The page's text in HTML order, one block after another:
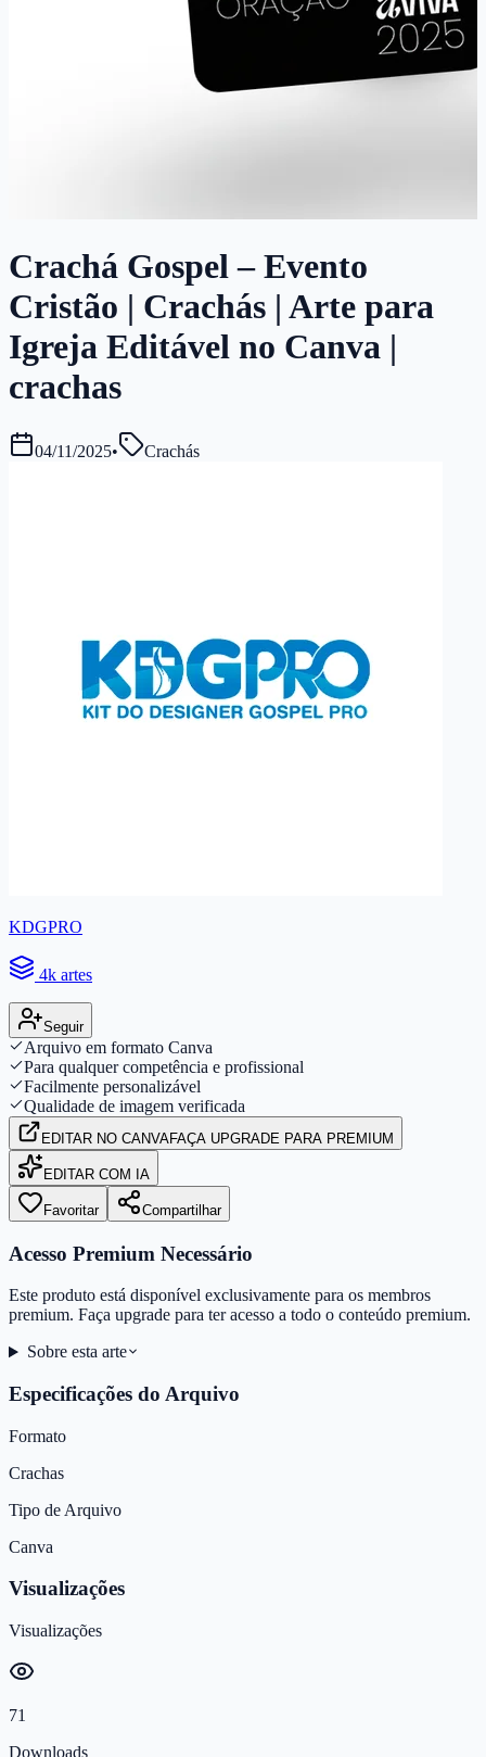
Crachá Gospel – Evento
Cristão | Crachás | Arte para
Igreja Editável no Canva |
crachas
04/11/2025• Crachás
KDGPRO
4k artes
Seguir
Arquivo em formato Canva
Para qualquer competência e profissional
Facilmente personalizável
Qualidade de imagem verificada
EDITAR NO CANVAFAÇA UPGRADE PARA PREMIUM
EDITAR COM IA
Favoritar Compartilhar
Acesso Premium Necessário
Este produto está disponível exclusivamente para os membros
premium. Faça upgrade para ter acesso a todo o conteúdo premium.
Sobre esta arte
Especificações do Arquivo
Formato
Crachas
Tipo de Arquivo
Canva
Visualizações
Visualizações
71
Downloads